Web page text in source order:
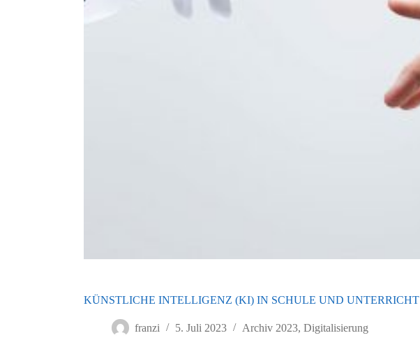
KÜNSTLICHE INTELLIGENZ (KI) IN SCHULE UND UNTERRICHT
franzi 5. Juli 2023 Archiv 2023, Digitalisierung